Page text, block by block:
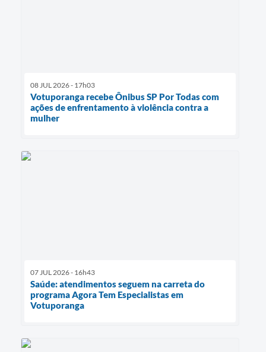
08 JUL 2026 - 17h03
Votuporanga recebe Ônibus SP Por Todas com
ações de enfrentamento à violência contra a
mulher
07 JUL 2026 - 16h43
Saúde: atendimentos seguem na carreta do
programa Agora Tem Especialistas em
Votuporanga